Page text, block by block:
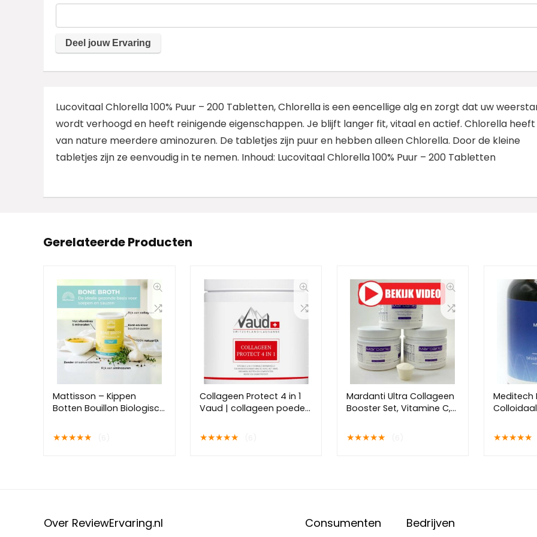
Lucovitaal Chlorella 100% Puur – 200 Tabletten, Chlorella is een eencellige alg en zorgt dat uw
wordt verhoogd en heeft reinigende eigenschappen. Je blijft langer fit, vitaal en actief. Chlorella heeft
van nature meerdere aminozuren. De tabletjes zijn puur en hebben alleen Chlorella. Door de kleine
tabletjes zijn ze eenvoudig in te nemen. Inhoud: Lucovitaal Chlorella 100% Puur – 200 Tabletten
Gerelateerde Producten
Mattisson – Kippen
Botten Bouillon Biologisch
Bottenbouillon Rijk aan
Eiwitten, Mineralen,
★★★★★
Collageen Protect 4 in 1
Vaud | collageen poeder
clinique | huidverzorging |
gezichtsverzorging | 30
★★★★★
Mardanti Ultra Collageen
Booster Set, Vitamine C,
(B8), Zink, Koper,
Hyaluronzuur! – Heerlijke
★★★★★
Meditech
★★★★★
Over ReviewErvaring.nl Consumenten Bedrijven